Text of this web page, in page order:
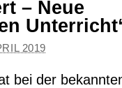
– Neue
2019
bei der